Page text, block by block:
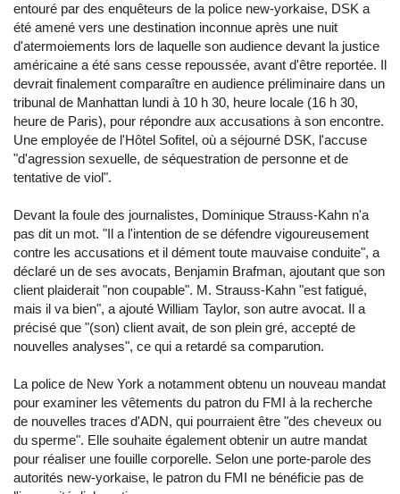
entouré par des enquêteurs de la police new-yorkaise, DSK a
été amené vers une destination inconnue après une nuit
d'atermoiements lors de laquelle son audience devant la justice
américaine a été sans cesse repoussée, avant d'être reportée. Il
devrait finalement comparaître en audience préliminaire dans un
tribunal de Manhattan lundi à 10 h 30, heure locale (16 h 30,
heure de Paris), pour répondre aux accusations à son encontre.
Une employée de l'Hôtel Sofitel, où a séjourné DSK, l'accuse
"d'agression sexuelle, de séquestration de personne et de
tentative de viol".
Devant la foule des journalistes, Dominique Strauss-Kahn n'a
pas dit un mot. "Il a l'intention de se défendre vigoureusement
contre les accusations et il dément toute mauvaise conduite", a
déclaré un de ses avocats, Benjamin Brafman, ajoutant que son
client plaiderait "non coupable". M. Strauss-Kahn "est fatigué,
mais il va bien", a ajouté William Taylor, son autre avocat. Il a
précisé que "(son) client avait, de son plein gré, accepté de
nouvelles analyses", ce qui a retardé sa comparution.
La police de New York a notamment obtenu un nouveau mandat
pour examiner les vêtements du patron du FMI à la recherche
de nouvelles traces d'ADN, qui pourraient être "des cheveux ou
du sperme". Elle souhaite également obtenir un autre mandat
pour réaliser une fouille corporelle. Selon une porte-parole des
autorités new-yorkaise, le patron du FMI ne bénéficie pas de